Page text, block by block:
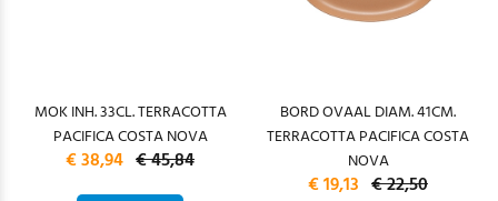
MOK INH. 33CL. TERRACOTTA
PACIFICA COSTA NOVA
€ 38,94 € 45,84
BORD OVAAL DIAM. 41CM.
TERRACOTTA PACIFICA COSTA
NOVA
€ 19,13 € 22,50